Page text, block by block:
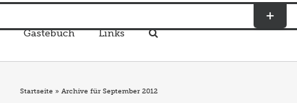
Gästebuch Links
Startseite » Archive für September 2012
Toggle
Sliding